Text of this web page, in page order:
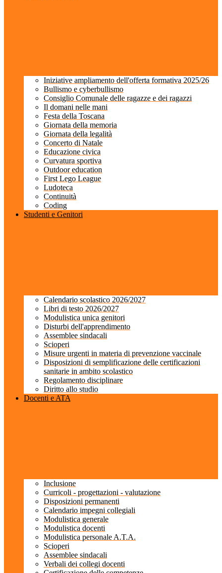
Iniziative ampliamento dell'offerta formativa 2025/26
Bullismo e cyberbullismo
Consiglio Comunale delle ragazze e dei ragazzi
Il domani nelle mani
Festa della Toscana
Giornata della memoria
Giornata della legalità
Concerto di Natale
Educazione civica
Curvatura sportiva
Outdoor education
First Lego League
Ludoteca
Continuità
Coding
Studenti e Genitori
Calendario scolastico 2026/2027
Libri di testo 2026/2027
Modulistica unica genitori
Disturbi dell'apprendimento
Assemblee sindacali
Scioperi
Misure urgenti in materia di prevenzione vaccinale
Disposizioni di semplificazione delle certificazioni
sanitarie in ambito scolastico
Regolamento disciplinare
Diritto allo studio
Docenti e ATA
Inclusione
Curricoli - progettazioni - valutazione
Disposizioni permanenti
Calendario impegni collegiali
Modulistica generale
Modulistica docenti
Modulistica personale A.T.A.
Scioperi
Assemblee sindacali
Verbali dei collegi docenti